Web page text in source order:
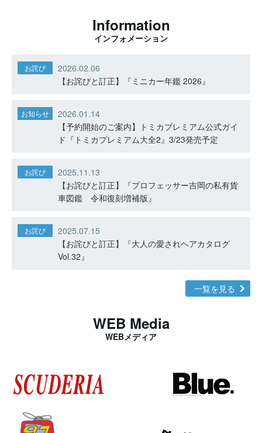
Information
インフォメーション
お詫び
2026.02.06
【お詫びと訂正】『ミニカー年鑑 2026』
お知らせ
2026.01.14
【予約開始のご案内】トミカプレミアム公式ガイ
ド『トミカプレミアム大全2』3/23発売予定
お詫び
2025.11.13
【お詫びと訂正】『プロフェッサー吉岡の私有貨
車図鑑 令和復刻増補版』
お詫び
2025.07.15
【お詫びと訂正】『大人の愛されヘアカタログ
Vol.32』
一覧を見る
WEB Media
WEBメディア